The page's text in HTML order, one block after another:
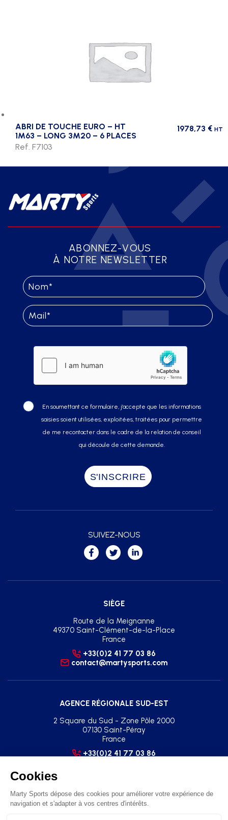
ABRI DE TOUCHE EURO – HT
1M63 – LONG 3M20 – 6 PLACES
1978,73 € HT
Ref. F7103
ABONNEZ-VOUS
À NOTRE NEWSLETTER
En soumettant ce formulaire, j’accepte que les informations
saisies soient utilisées, exploitées, traitées pour permettre
de me recontacter dans le cadre de la relation de conseil
qui découle de cette demande.
SIÈGE
Route de la Meignanne
49370 Saint-Clément-de-la-Place
France
+33(0)2 41 77 03 86
contact@martysports.com
AGENCE RÉGIONALE SUD-EST
2 Square du Sud - Zone Pôle 2000
07130 Saint-Péray
France
+33(0)2 41 77 03 86
SUIVEZ-NOUS